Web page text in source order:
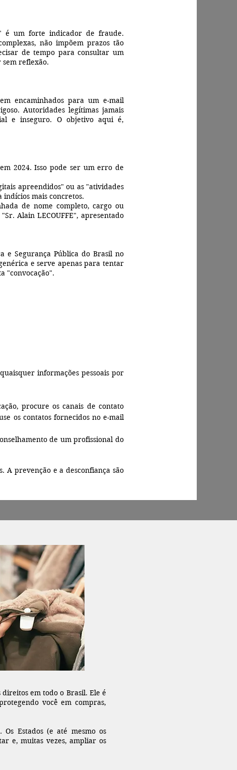
é um forte indicador de fraude.
não impõem prazos tão
de tempo para consultar um
reflexão.
encaminhados para um e-mail
Autoridades legítimas jamais
e inseguro. O objetivo aqui é,
2024. Isso pode ser um erro de
apreendidos" ou as "atividades
mais concretos.
de nome completo, cargo ou
Alain LECOUFFE", apresentado
e Segurança Pública do Brasil no
e serve apenas para tentar
"convocação".
informações pessoais por
procure os canais de contato
os contatos fornecidos no e-mail
de um profissional do
A prevenção e a desconfiança são
em todo o Brasil. Ele é
você em compras,
Estados (e até mesmo os
e, muitas vezes, ampliar os